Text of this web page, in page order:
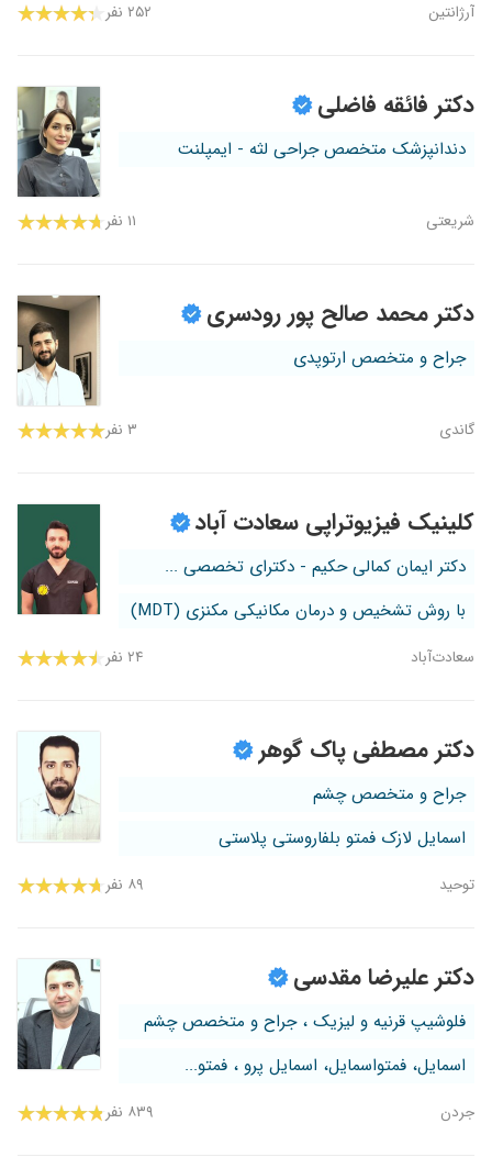
آرژانتین ۲۵۲ نفر
دکتر فائقه فاضلی
دندانپزشک متخصص جراحی لثه - ایمپلنت
شریعتی ۱۱ نفر
دکتر محمد صالح پور رودسری
جراح و متخصص ارتوپدی
گاندی ۳ نفر
کلینیک فیزیوتراپی سعادت آباد
دکتر ایمان کمالی حکیم - دکترای تخصصی ...
با روش تشخیص و درمان مکانیکی مکنزی (MDT)
سعادت‌آباد ۲۴ نفر
دکتر مصطفی پاک گوهر
جراح و متخصص چشم
اسمایل لازک فمتو بلفاروستی پلاستی
توحید ۸۹ نفر
دکتر علیرضا مقدسی
فلوشیپ قرنیه و لیزیک ، جراح و متخصص چشم
اسمایل، فمتواسمایل، اسمایل پرو ، فمتو...
جردن ۸۳۹ نفر